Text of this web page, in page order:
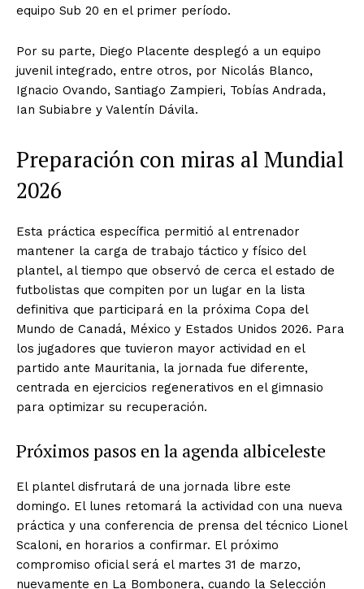
equipo Sub 20 en el primer período.
Por su parte, Diego Placente desplegó a un equipo
juvenil integrado, entre otros, por Nicolás Blanco,
Ignacio Ovando, Santiago Zampieri, Tobías Andrada,
Ian Subiabre y Valentín Dávila.
Preparación con miras al Mundial
2026
Esta práctica específica permitió al entrenador
mantener la carga de trabajo táctico y físico del
plantel, al tiempo que observó de cerca el estado de
futbolistas que compiten por un lugar en la lista
definitiva que participará en la próxima Copa del
Mundo de Canadá, México y Estados Unidos 2026. Para
los jugadores que tuvieron mayor actividad en el
partido ante Mauritania, la jornada fue diferente,
centrada en ejercicios regenerativos en el gimnasio
para optimizar su recuperación.
Próximos pasos en la agenda albiceleste
El plantel disfrutará de una jornada libre este
domingo. El lunes retomará la actividad con una nueva
práctica y una conferencia de prensa del técnico Lionel
Scaloni, en horarios a confirmar. El próximo
compromiso oficial será el martes 31 de marzo,
nuevamente en La Bombonera, cuando la Selección